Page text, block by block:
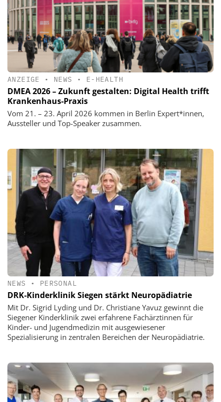
ANZEIGE • NEWS • E-HEALTH
DMEA 2026 – Zukunft gestalten: Digital Health trifft
Krankenhaus-Praxis
Vom 21. – 23. April 2026 kommen in Berlin Expert*innen,
Aussteller und Top-Speaker zusammen.
NEWS • PERSONAL
DRK-Kinderklinik Siegen stärkt Neuropädiatrie
Mit Dr. Sigrid Lyding und Dr. Christiane Yavuz gewinnt die
Siegener Kinderklinik zwei erfahrene Fachärztinnen für
Kinder- und Jugendmedizin mit ausgewiesener
Spezialisierung in zentralen Bereichen der Neuropädiatrie.